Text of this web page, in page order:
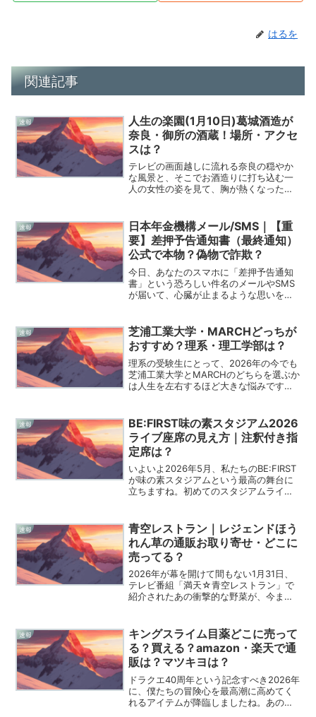
はるを
関連記事
速報
人生の楽園(1月10日)葛城酒造が
奈良・御所の酒蔵！場所・アクセ
スは？
テレビの画面越しに流れる奈良の穏やか
な風景と、そこでお酒造りに打ち込む一
人の女性の姿を見て、胸が熱くなった方
あんな風に「自分の好き」を真っ直ぐに
追い求める姿には、言葉...
速報
日本年金機構メール/SMS｜【重
要】差押予告通知書（最終通知）
公式で本物？偽物で詐欺？
今日、あなたのスマホに「差押予告通知
書」という恐ろしい件名のメールやSMS
が届いて、心臓が止まるような思いをし
いと財産を差し押さえる」と脅してくる
不審なメッセージ...
速報
芝浦工業大学・MARCHどっちが
おすすめ？理系・理工学部は？
理系の受験生にとって、2026年の今でも
芝浦工業大学とMARCHのどちらを選ぶか
は人生を左右するほど大きな悩みですよ
に多いのが現実です。僕もこれまで多く
の受験生を見てき...
速報
BE:FIRST味の素スタジアム2026
ライブ座席の見え方｜注釈付き指
定席は？
いよいよ2026年5月、私たちのBE:FIRST
が味の素スタジアムという最高の舞台に
立ちますね。初めてのスタジアムライブ
を感じているBESTYの皆さんも多いので
はないで...
速報
青空レストラン｜レジェンドほう
れん草の通販お取り寄せ・どこに
売ってる？
2026年が幕を開けて間もない1月31日、
テレビ番組「満天☆青空レストラン」で
紹介されたあの衝撃的な野菜が、今まさ
風の中で育てられた「レジェンドほうれ
ん草」という名前を...
速報
キングスライム目薬どこに売って
る？買える？amazon・楽天で通
販は？マツキヨは？
ドラクエ40周年という記念すべき2026年
に、僕たちの冒険心を最高潮に高めてく
れるアイテムが降臨しましたね。あの懐